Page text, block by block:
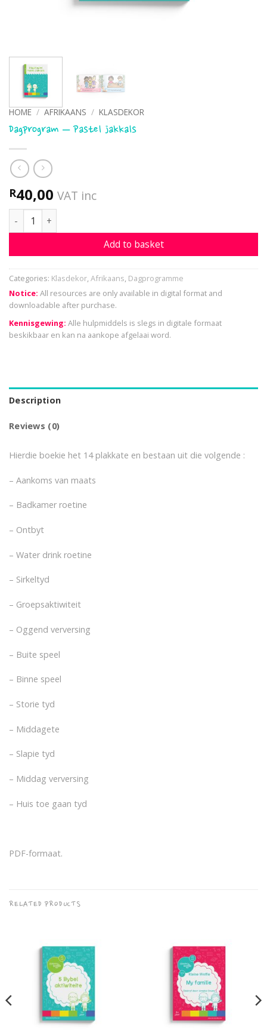
HOME / AFRIKAANS / KLASDEKOR
Dagprogram – Pastel jakkals
R40,00 VAT inc
Dagprogram - Pastel jakkals quantity
Add to basket
Categories: Klasdekor,Afrikaans, Dagprogramme
Notice: All resources are only available in digital format and
downloadable after purchase.
Kennisgewing: Alle hulpmiddels is slegs in digitale formaat
beskikbaar en kan na aankope afgelaai word.
Description
Reviews (0)
Hierdie boekie het 14 plakkate en bestaan uit die volgende :
– Aankoms van maats
– Badkamer roetine
– Ontbyt
– Water drink roetine
– Sirkeltyd
– Groepsaktiwiteit
– Oggend verversing
– Buite speel
– Binne speel
– Storie tyd
– Middagete
– Slapie tyd
– Middag verversing
– Huis toe gaan tyd
PDF-formaat.
RELATED PRODUCTS